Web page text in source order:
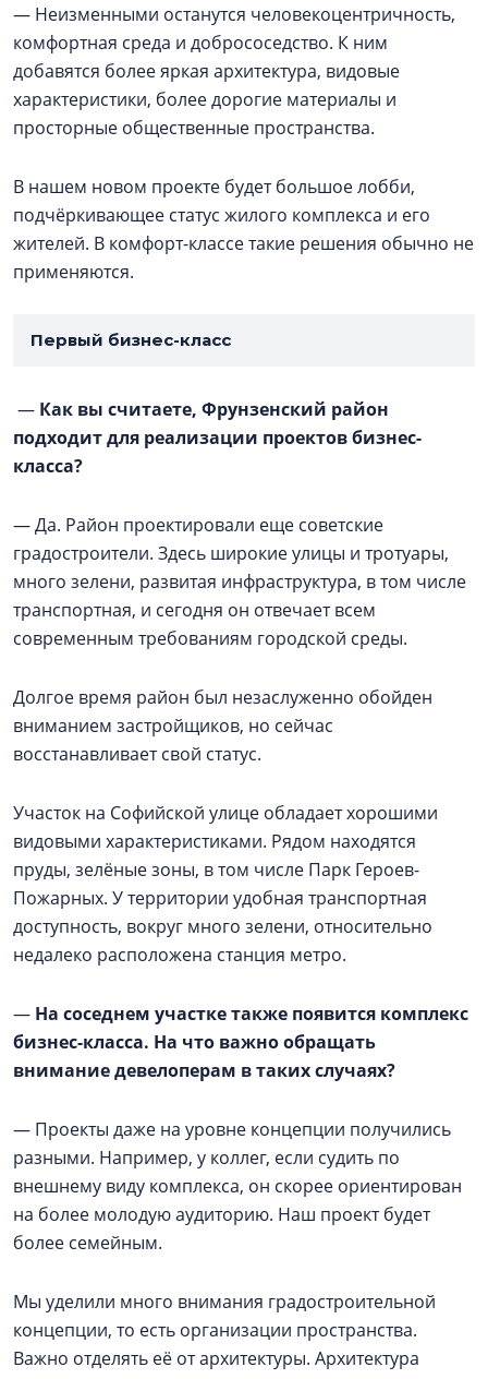
— Неизменными останутся человекоцентричность,
комфортная среда и добрососедство. К ним
добавятся более яркая архитектура, видовые
характеристики, более дорогие материалы и
просторные общественные пространства.
В нашем новом проекте будет большое лобби,
подчёркивающее статус жилого комплекса и его
жителей. В комфорт-классе такие решения обычно не
применяются.
Первый бизнес-класс
— Как вы считаете, Фрунзенский район
подходит для реализации проектов бизнес-
класса?
— Да. Район проектировали еще советские
градостроители. Здесь широкие улицы и тротуары,
много зелени, развитая инфраструктура, в том числе
транспортная, и сегодня он отвечает всем
современным требованиям городской среды.
Долгое время район был незаслуженно обойден
вниманием застройщиков, но сейчас
восстанавливает свой статус.
Участок на Софийской улице обладает хорошими
видовыми характеристиками. Рядом находятся
пруды, зелёные зоны, в том числе Парк Героев-
Пожарных. У территории удобная транспортная
доступность, вокруг много зелени, относительно
недалеко расположена станция метро.
— На соседнем участке также появится комплекс
бизнес-класса. На что важно обращать
внимание девелоперам в таких случаях?
— Проекты даже на уровне концепции получились
разными. Например, у коллег, если судить по
внешнему виду комплекса, он скорее ориентирован
на более молодую аудиторию. Наш проект будет
более семейным.
Мы уделили много внимания градостроительной
концепции, то есть организации пространства.
Важно отделять её от архитектуры. Архитектура